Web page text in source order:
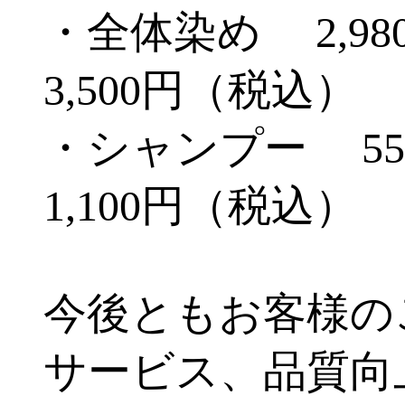
・全体染め
3,500円（税込）
・シャンプー
1,100円（税込）
今後ともお客様
サービス、品質